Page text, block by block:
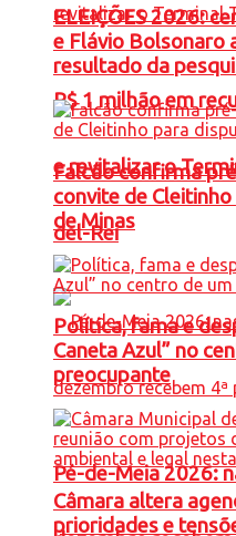
R$ 1 milhão em
e revitalizar o
del-Rei
Pé-de-Meia 2026:
ELEIÇÕES 2026:
e Flávio Bolsonaro
resultado da
Falcão confirma
convite de
de Minas
Política, fama e
Caneta Azul” no
preocupante
Câmara altera
prioridades e